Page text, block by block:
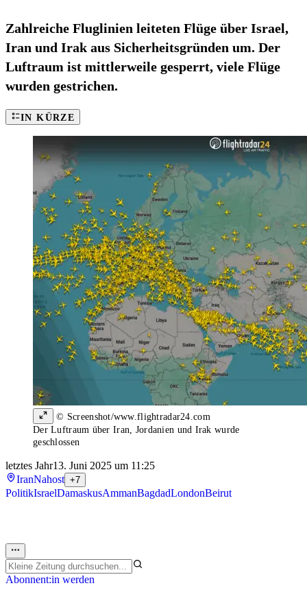
Zahlreiche Fluglinien leiteten Flüge über Israel,
Iran und Irak aus Sicherheitsgründen um. Der
Luftraum ist mittlerweile gesperrt, viele Flüge
wurden gestrichen.
IN KÜRZE
© Screenshot/www.flightradar24.com
Der Luftraum über Iran, Jordanien und Irak wurde
geschlossen
letztes Jahr13. Juni 2025 um 11:25
IranNahost +7
PolitikIsraelDamaskusAmmanBagdadLondonBeirut
Abonnent:in werden